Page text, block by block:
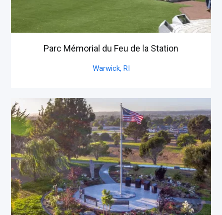
Parc Mémorial du Feu de la Station
Warwick, RI